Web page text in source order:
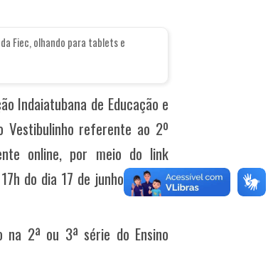
Fiec, olhando para tablets e
Indaiatubana de Educação e
referente ao 2º
online, por meio do link
do dia 17 de junho para se
na 2ª ou 3ª série do Ensino